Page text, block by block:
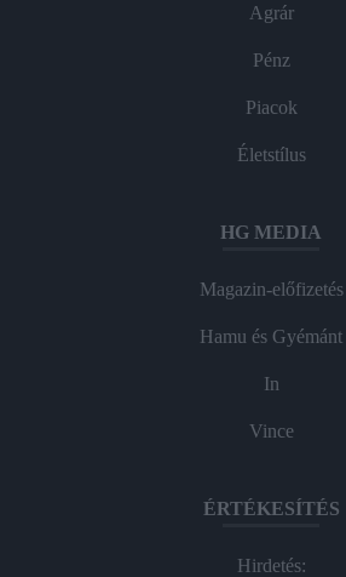
Agrár
Pénz
Piacok
Életstílus
HG MEDIA
Magazin-előfizetés
Hamu és Gyémánt
In
Vince
ÉRTÉKESÍTÉS
Hirdetés: